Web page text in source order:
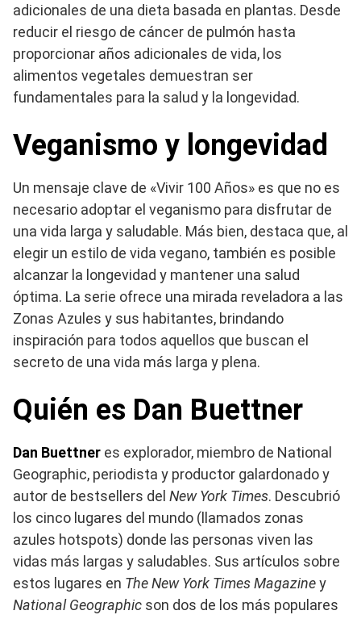
adicionales de una dieta basada en plantas. Desde
reducir el riesgo de cáncer de pulmón hasta
proporcionar años adicionales de vida, los
alimentos vegetales demuestran ser
fundamentales para la salud y la longevidad.
Veganismo y longevidad
Un mensaje clave de «Vivir 100 Años» es que no es
necesario adoptar el veganismo para disfrutar de
una vida larga y saludable. Más bien, destaca que, al
elegir un estilo de vida vegano, también es posible
alcanzar la longevidad y mantener una salud
óptima. La serie ofrece una mirada reveladora a las
Zonas Azules y sus habitantes, brindando
inspiración para todos aquellos que buscan el
secreto de una vida más larga y plena.
Quién es Dan Buettner
Dan Buettner es explorador, miembro de National
Geographic, periodista y productor galardonado y
autor de bestsellers del New York Times. Descubrió
los cinco lugares del mundo (llamados zonas
azules hotspots) donde las personas viven las
vidas más largas y saludables. Sus artículos sobre
estos lugares en The New York Times Magaziney
National Geographic son dos de los más populares